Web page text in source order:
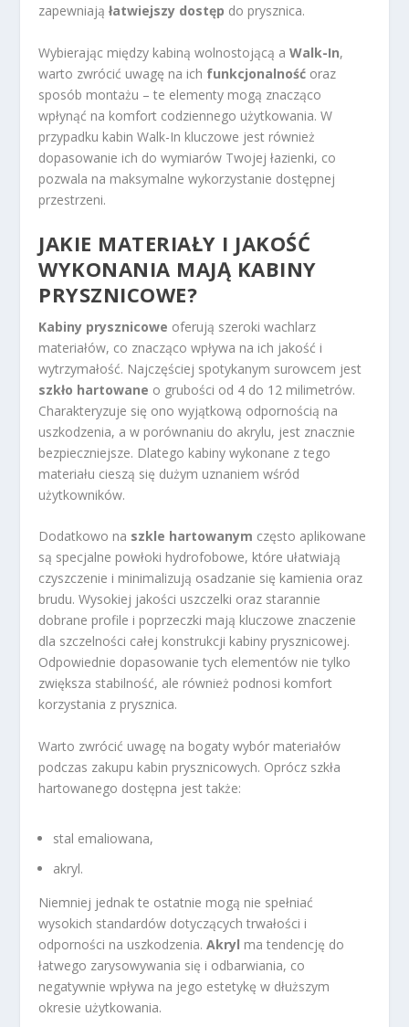
zapewniająłatwiejszy dostęp do prysznica.
Wybierając między kabiną wolnostojącą aWalk-In,
warto zwrócić uwagę na ich funkcjonalność oraz
sposób montażu – te elementy mogą znacząco
wpłynąć na komfort codziennego użytkowania. W
przypadku kabin Walk-In kluczowe jest również
dopasowanie ich do wymiarów Twojej łazienki, co
pozwala na maksymalne wykorzystanie dostępnej
przestrzeni.
JAKIE MATERIAŁY I JAKOŚĆ
WYKONANIA MAJĄ KABINY
PRYSZNICOWE?
Kabiny prysznicowe oferują szeroki wachlarz
materiałów, co znacząco wpływa na ich jakość i
wytrzymałość. Najczęściej spotykanym surowcem jest
szkło hartowane o grubości od 4 do 12 milimetrów.
Charakteryzuje się ono wyjątkową odpornością na
uszkodzenia, a w porównaniu do akrylu, jest znacznie
bezpieczniejsze. Dlatego kabiny wykonane z tego
materiału cieszą się dużym uznaniem wśród
użytkowników.
Dodatkowo na szkle hartowanym często aplikowane
są specjalne powłoki hydrofobowe, które ułatwiają
czyszczenie i minimalizują osadzanie się kamienia oraz
brudu. Wysokiej jakości uszczelki oraz starannie
dobrane profile i poprzeczki mają kluczowe znaczenie
dla szczelności całej konstrukcji kabiny prysznicowej.
Odpowiednie dopasowanie tych elementów nie tylko
zwiększa stabilność, ale również podnosi komfort
korzystania z prysznica.
Warto zwrócić uwagę na bogaty wybór materiałów
podczas zakupu kabin prysznicowych. Oprócz szkła
hartowanego dostępna jest także:
stal emaliowana,
akryl.
Niemniej jednak te ostatnie mogą nie spełniać
wysokich standardów dotyczących trwałości i
odporności na uszkodzenia.Akryl ma tendencję do
łatwego zarysowywania się i odbarwiania, co
negatywnie wpływa na jego estetykę w dłuższym
okresie użytkowania.